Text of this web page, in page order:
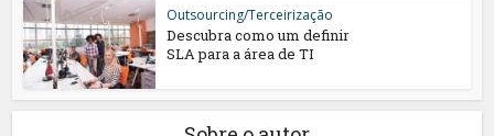
Outsourcing/Terceirização
Descubra como um definir
SLA para a área de TI